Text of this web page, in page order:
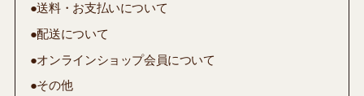
●送料・お支払いについて
●配送について
●オンラインショップ会員について
●その他